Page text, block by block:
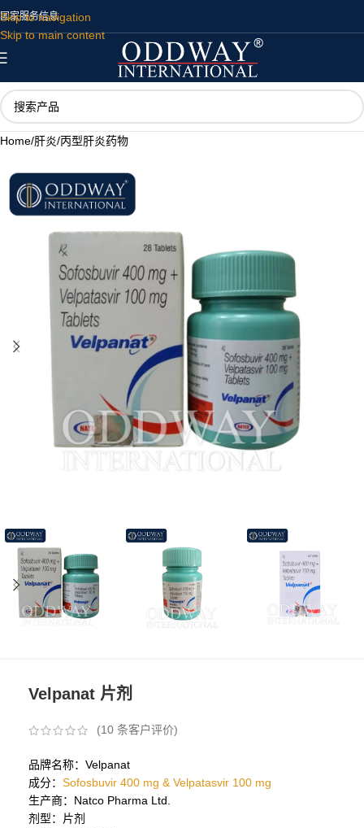
Skip to navigation
Skip to main content
国家服务信息
Home/肝炎/丙型肝炎药物
Velpanat 片剂
(10 条客户评价)
品牌名称：Velpanat
成分： Sofosbuvir 400 mg & Velpatasvir 100 mg
生产商：Natco Pharma Ltd.
剂型：片剂